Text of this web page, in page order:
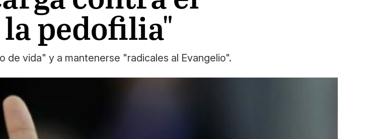
pedofilia"
de vida" y a mantenerse "radicales al Evangelio".